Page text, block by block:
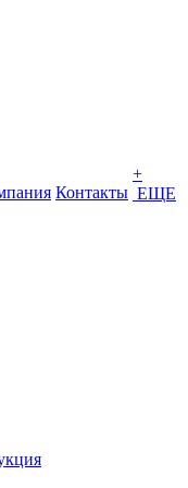
Контакты
+
ЕЩЕ